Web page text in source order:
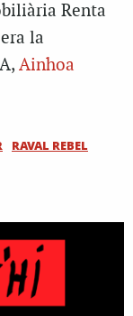
Renta
la
Ainhoa
RAVAL REBEL